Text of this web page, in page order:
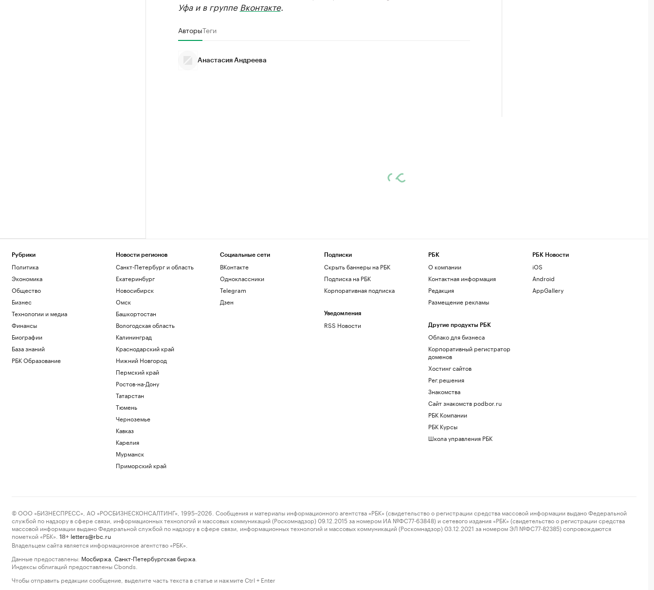
Уфа и в группе Вконтакте.
АвторыТеги
Анастасия Андреева
Рубрики
Политика
Экономика
Общество
Бизнес
Технологии и медиа
Финансы
Биографии
База знаний
РБК Образование
Новости регионов
Санкт-Петербург и область
Екатеринбург
Новосибирск
Омск
Башкортостан
Вологодская область
Калининград
Краснодарский край
Нижний Новгород
Пермский край
Ростов-на-Дону
Татарстан
Тюмень
Черноземье
Кавказ
Карелия
Мурманск
Приморский край
Социальные сети
ВКонтакте
Одноклассники
Telegram
Дзен
Подписки
Скрыть баннеры на РБК
Подписка на РБК
Корпоративная подписка
Уведомления
RSS Новости
РБК
О компании
Контактная информация
Редакция
Размещение рекламы
Другие продукты РБК
Облако для бизнеса
Корпоративный регистратор
доменов
Хостинг сайтов
Рег.решения
Знакомства
Сайт знакомств podbor.ru
РБК Компании
РБК Курсы
Школа управления РБК
РБК Новости
iOS
Android
AppGallery
© ООО «БИЗНЕСПРЕСС», АО «РОСБИЗНЕСКОНСАЛТИНГ», 1995–2026. Сообщения и материалы информационного агентства «РБК» (свидетельство о регистрации средства массовой информации выдано Федеральной
службой по надзору в сфере связи, информационных технологий и массовых коммуникаций (Роскомнадзор) 09.12.2015 за номером ИА №ФС77-63848) и сетевого издания «РБК» (свидетельство о регистрации средства
массовой информации выдано Федеральной службой по надзору в сфере связи, информационных технологий и массовых коммуникаций (Роскомнадзор) 03.12.2021 за номером ЭЛ №ФС77-82385) сопровождаются
пометкой «РБК».
18+ letters@rbc.ru
Владельцем сайта является информационное агентство «РБК».
Данные предоставлены: Мосбиржа Санкт-Петербургская биржа
Индексы облигаций предоставлены Cbonds.
Чтобы отправить редакции сообщение, выделите часть текста в статье и нажмите Ctrl + Enter